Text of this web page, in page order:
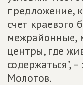
предложение,
счет краевого
межрайонные,
центры, где
содержаться",
Молотов.